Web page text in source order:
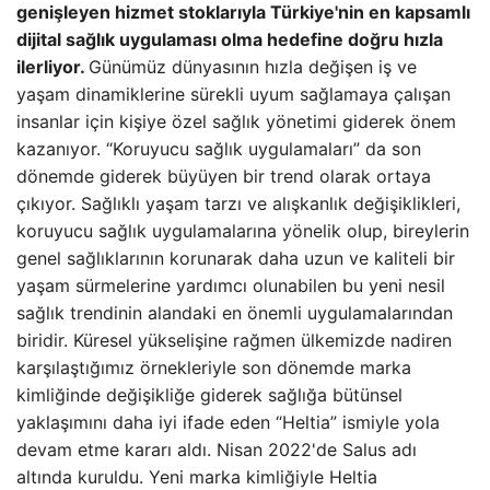
genişleyen hizmet stoklarıyla Türkiye'nin en kapsamlı
dijital sağlık uygulaması olma hedefine doğru hızla
ilerliyor. Günümüz dünyasının hızla değişen iş ve
yaşam dinamiklerine sürekli uyum sağlamaya çalışan
insanlar için kişiye özel sağlık yönetimi giderek önem
kazanıyor. “Koruyucu sağlık uygulamaları” da son
dönemde giderek büyüyen bir trend olarak ortaya
çıkıyor. Sağlıklı yaşam tarzı ve alışkanlık değişiklikleri,
koruyucu sağlık uygulamalarına yönelik olup, bireylerin
genel sağlıklarının korunarak daha uzun ve kaliteli bir
yaşam sürmelerine yardımcı olunabilen bu yeni nesil
sağlık trendinin alandaki en önemli uygulamalarından
biridir. Küresel yükselişine rağmen ülkemizde nadiren
karşılaştığımız örnekleriyle son dönemde marka
kimliğinde değişikliğe giderek sağlığa bütünsel
yaklaşımını daha iyi ifade eden “Heltia” ismiyle yola
devam etme kararı aldı. Nisan 2022'de Salus adı
altında kuruldu. Yeni marka kimliğiyle Heltia